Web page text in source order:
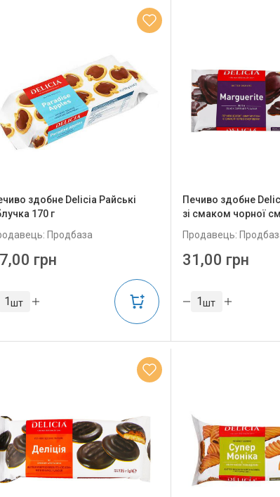
здобне Delicia Райські
170 г
Продбаза
грн
шт
Печиво здобне
зі смаком чорної
Продавець:
31,00 грн
шт